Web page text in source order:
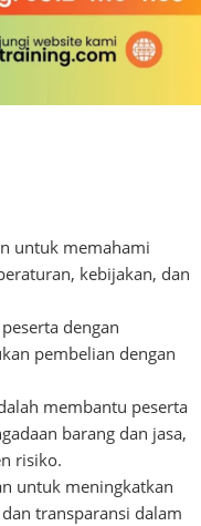
untuk memahami
kebijakan, dan
dengan
pembelian dengan
membantu peserta
barang dan jasa,
risiko.
untuk meningkatkan
transparansi dalam